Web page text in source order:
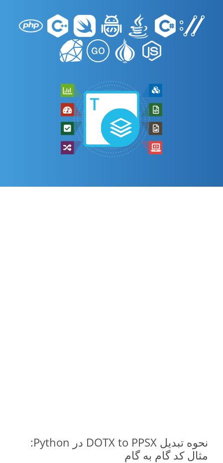
نحوه تبدیل DOTX to PPSX در Python:
مثال کد گام به گام